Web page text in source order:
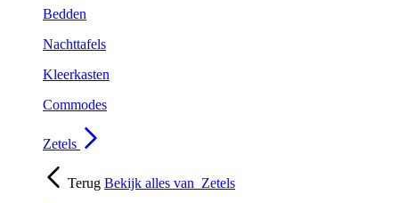
Bedden
Nachttafels
Kleerkasten
Commodes
Zetels
Terug Bekijk alles van Zetels